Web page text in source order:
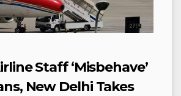
Staff ‘Misbehave’
New Delhi Takes